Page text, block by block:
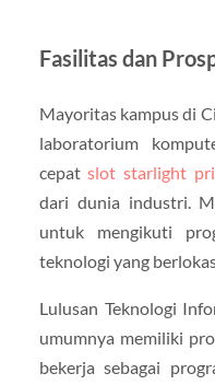
Fasilitas dan
Mayoritas kampus di
laboratorium
cepatslot starlight
dari dunia industri.
untuk mengikuti
teknologi yang
Lulusan Teknologi
umumnya memiliki
bekerja sebagai